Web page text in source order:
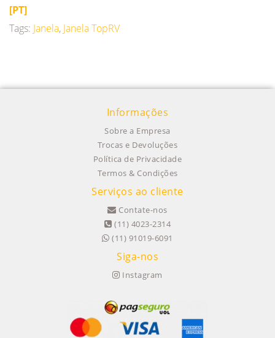
[PT]
Tags: Janela, Janela TopRV
Informações
Sobre a Empresa
Trocas e Devoluções
Política de Privacidade
Termos & Condições
Serviços ao cliente
Contate-nos
(11) 4023-2314
(11) 91019-6091
Siga-nos
Instagram